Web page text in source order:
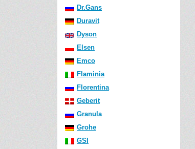
Dr.Gans
Duravit
Dyson
Elsen
Emco
Flaminia
Florentina
Geberit
Granula
Grohe
GSI